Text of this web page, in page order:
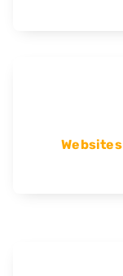
Websites